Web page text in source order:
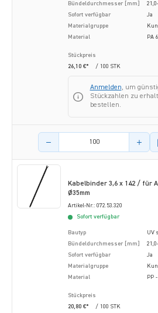
Bündeldurchmesser [mm]
Sofort verfügbar
Ja
Materialgruppe
Material
PA
Stückpreis
26,10 €*
/ 100 STK
Anmelden, um
Stückzahlen zu
bestellen.
Menge des Artikels
Kabelbinder 3,6 x 142 / für
Ø35mm
Artikel-Nr.: 072.53.320
Sofort verfügbar
Bautyp
UV
Bündeldurchmesser [mm]
Sofort verfügbar
Ja
Materialgruppe
Material
PP
Stückpreis
20,80 €*
/ 100 STK